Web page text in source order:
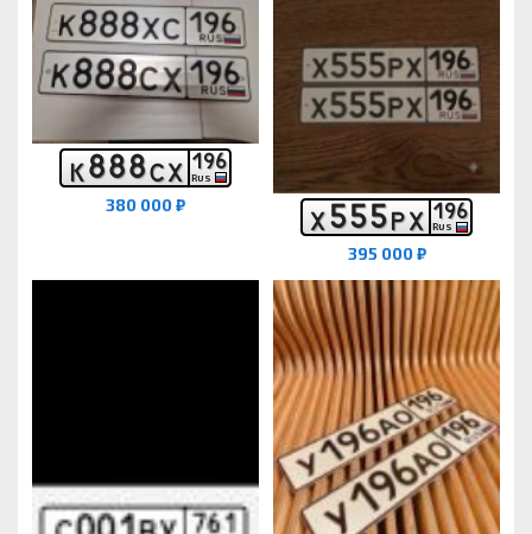
К888СХ 196
RUS
380 000 ₽
Х555РХ 196
RUS
395 000 ₽